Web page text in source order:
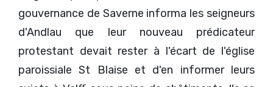
gouvernance de Saverne informa les seigneurs
d'Andlau que leur nouveau prédicateur
protestant devait rester à l'écart de l'église
paroissiale St Blaise et d'en informer leurs